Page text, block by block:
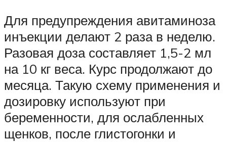
Для предупреждения авитаминоза
инъекции делают 2 раза в неделю.
Разовая доза составляет 1,5-2 мл
на 10 кг веса. Курс продолжают до
месяца. Такую схему применения и
дозировку используют при
беременности, для ослабленных
щенков, после глистогонки и